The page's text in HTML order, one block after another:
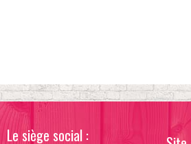
Le siège social :